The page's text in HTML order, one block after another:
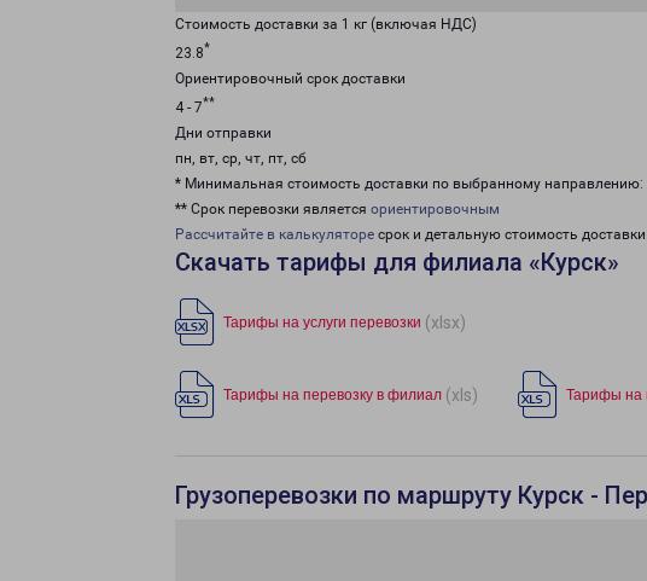
Стоимость доставки за 1 кг (включая НДС)
23.8*
Ориентировочный срок доставки
4 - 7**
Дни отправки
пн, вт, ср, чт, пт, сб
* Минимальная стоимость доставки по выбранному направлению:
** Срок перевозки является ориентировочным
Рассчитайте в калькуляторе срок и детальную стоимость доставки.
Скачать тарифы для филиала «Курск»
Тарифы на услуги перевозки (xlsx)
Тарифы на перевозку в филиал (xls) Тарифы на
Грузоперевозки по маршруту Курск -